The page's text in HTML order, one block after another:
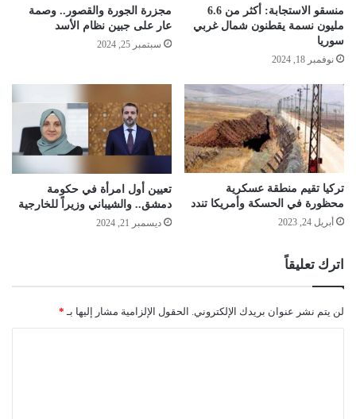
منسقو الاستجابة: أكثر من 6.6
مليون نسمة يقطنون شمال غربي
سوريا
نوفمبر 18, 2024
مجزرة الجورة والقصور.. وصمة
عار على جبين نظام الأسد
سبتمبر 25, 2024
تركيا تقيم منطقة عسكرية
محظورة في الحسكة وأمريكا تندد
أبريل 24, 2023
تعيين أول امرأة في حكومة
دمشق.. والشيباني وزيراً للخارجية
ديسمبر 21, 2024
اترك تعليقاً
لن يتم نشر عنوان بريدك الإلكتروني. الحقول الإلزامية مشار إليها بـ *